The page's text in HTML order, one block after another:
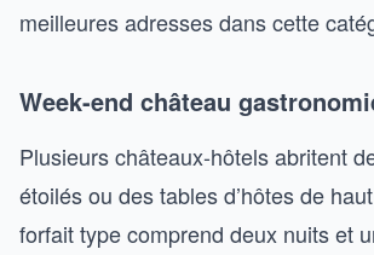
meilleures adresses dans cette
Week-end château
Plusieurs châteaux-hôtels abritent
étoilés ou des tables d’hôtes de
forfait type comprend deux nuits et